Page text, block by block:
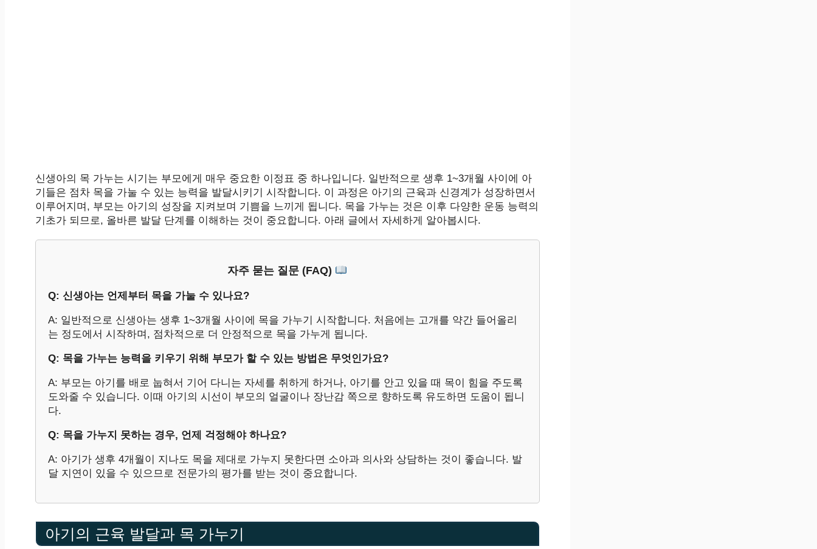
신생아의 목 가누는 시기는 부모에게 매우 중요한 이정표 중 하나입니다. 일반적으로 생후 1~3개월 사이에 아
기들은 점차 목을 가눌 수 있는 능력을 발달시키기 시작합니다. 이 과정은 아기의 근육과 신경계가 성장하면서
이루어지며, 부모는 아기의 성장을 지켜보며 기쁨을 느끼게 됩니다. 목을 가누는 것은 이후 다양한 운동 능력의
기초가 되므로, 올바른 발달 단계를 이해하는 것이 중요합니다. 아래 글에서 자세하게 알아봅시다.
자주 묻는 질문 (FAQ)
Q: 신생아는 언제부터 목을 가눌 수 있나요?
A: 일반적으로 신생아는 생후 1~3개월 사이에 목을 가누기 시작합니다. 처음에는 고개를 약간 들어올리
는 정도에서 시작하며, 점차적으로 더 안정적으로 목을 가누게 됩니다.
Q: 목을 가누는 능력을 키우기 위해 부모가 할 수 있는 방법은 무엇인가요?
A: 부모는 아기를 배로 눕혀서 기어 다니는 자세를 취하게 하거나, 아기를 안고 있을 때 목이 힘을 주도록
도와줄 수 있습니다. 이때 아기의 시선이 부모의 얼굴이나 장난감 쪽으로 향하도록 유도하면 도움이 됩니
다.
Q: 목을 가누지 못하는 경우, 언제 걱정해야 하나요?
A: 아기가 생후 4개월이 지나도 목을 제대로 가누지 못한다면 소아과 의사와 상담하는 것이 좋습니다. 발
달 지연이 있을 수 있으므로 전문가의 평가를 받는 것이 중요합니다.
아기의 근육 발달과 목 가누기